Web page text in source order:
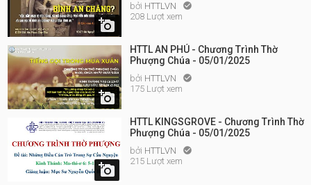

bởi HTTLVN 
208 Lượt xem

HTTL AN PHÚ - Chương Trình Thờ
Phượng Chúa - 05/01/2025
bởi HTTLVN 
175 Lượt xem

HTTL KINGSGROVE - Chương Trình Thờ
Phượng Chúa - 05/01/2025
bởi HTTLVN 
215 Lượt xem